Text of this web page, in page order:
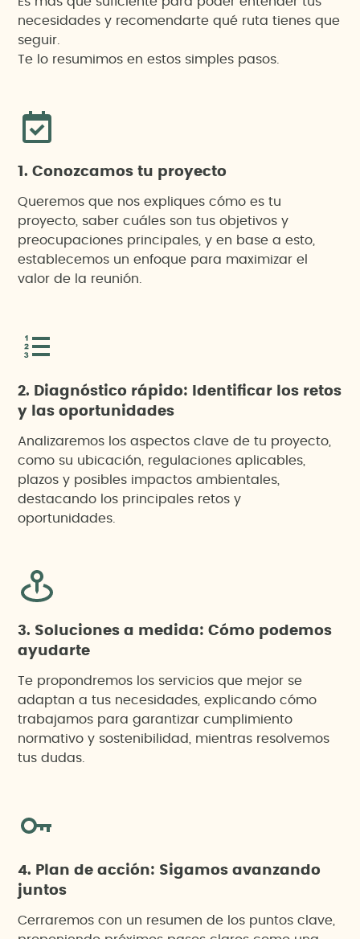
necesidades y recomendarte qué ruta tienes que
seguir.
Te lo resumimos en estos simples pasos.
1. Conozcamos tu proyecto
Queremos que nos expliques cómo es tu
proyecto, saber cuáles son tus objetivos y
preocupaciones principales, y en base a esto,
establecemos un enfoque para maximizar el
valor de la reunión.
2. Diagnóstico rápido: Identificar los retos
y las oportunidades
Analizaremos los aspectos clave de tu proyecto,
como su ubicación, regulaciones aplicables,
plazos y posibles impactos ambientales,
destacando los principales retos y
oportunidades.
3. Soluciones a medida: Cómo podemos
ayudarte
Te propondremos los servicios que mejor se
adaptan a tus necesidades, explicando cómo
trabajamos para garantizar cumplimiento
normativo y sostenibilidad, mientras resolvemos
tus dudas.
4. Plan de acción: Sigamos avanzando
juntos
Cerraremos con un resumen de los puntos clave,